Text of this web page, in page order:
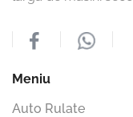
Meniu
Auto Rulate